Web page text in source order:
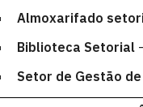
Almoxarifado
Biblioteca Setorial
Setor de Gestão